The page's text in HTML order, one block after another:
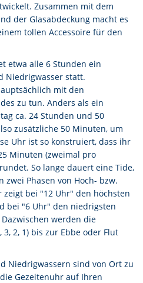
Zusammen mit dem
der Glasabdeckung macht es
tollen Accessoire für den
etwa alle 6 Stunden ein
Niedrigwasser statt.
mit den
zu tun. Anders als ein
ca. 24 Stunden und 50
zusätzliche 50 Minuten, um
Uhr ist so konstruiert, dass ihr
Minuten (zweimal pro
So lange dauert eine Tide,
zwei Phasen von Hoch- bzw.
bei "12 Uhr" den höchsten
bei "6 Uhr" den niedrigsten
Dazwischen werden die
2, 1) bis zur Ebbe oder Flut
Niedrigwassern sind von Ort zu
Gezeitenuhr auf Ihren